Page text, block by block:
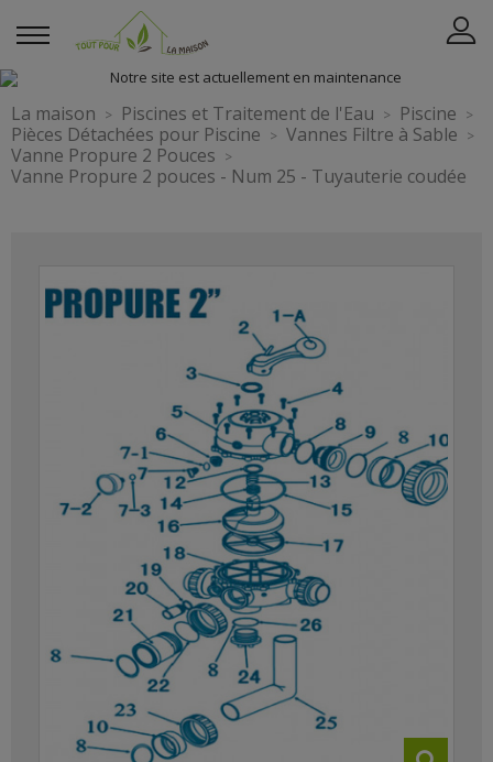
La maison Piscines et Traitement de l'Eau
Piscine
Pièces Détachées pour Piscine
Vannes Filtre à Sable
Vanne Propure 2 Pouces
Vanne Propure 2 pouces - Num 25 - Tuyauterie coudée